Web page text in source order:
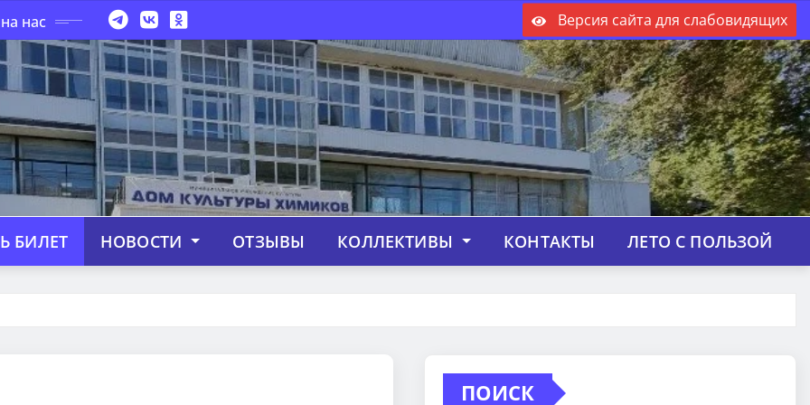
нас Версия сайта для слабовидящих
БИЛЕТ НОВОСТИ ОТЗЫВЫ КОЛЛЕКТИВЫ КОНТАКТЫ ЛЕТО С ПОЛЬЗОЙ
ПОИСК